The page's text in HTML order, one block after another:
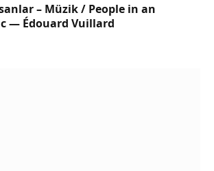
– Müzik / People in an
— Édouard Vuillard